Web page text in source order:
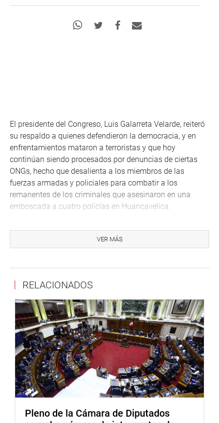
El presidente del Congreso, Luis Galarreta Velarde, reiteró
su respaldo a quienes defendieron la democracia, y en
enfrentamientos mataron a terroristas y que hoy
continúan siendo procesados por denuncias de ciertas
ONGs, hecho que desalienta a los miembros de las
fuerzas armadas y policiales para combatir a los
remanentes de los criminales que asesinaron en una
emboscada a cuatro policías en Huancavelica.
“He conversado con generales para preguntarles cómo
muy sencilla. Quienes ven a sus camaradas de armas
enjuiciados durante años, acudiendo en bastón y sillas de
ruedas a los juzgados, por haber matado terroristas en
combate en los años ‘90, no quieren terminar como ellos.
Eso los desanima y desalienta”, expresó.
El titular del Legislativo dijo que la democracia no puede
ser “boba” y tiene que defenderse con las herramientas
que la ley le permite, entre ellas, la Inteligencia. “Esto (el
reciente asesinato de los policías en el VRAEM) no debe
nuestras fuerzas armadas y policiales que defienden a los
VER MÁS
RELACIONADOS
Pleno de la Cámara de Diputados